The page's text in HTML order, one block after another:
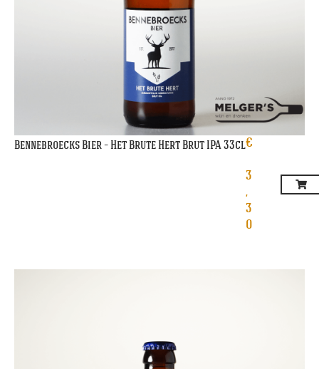
Bennebroecks Bier – Het Brute Hert Brut IPA 33cl€
3
,
3
0